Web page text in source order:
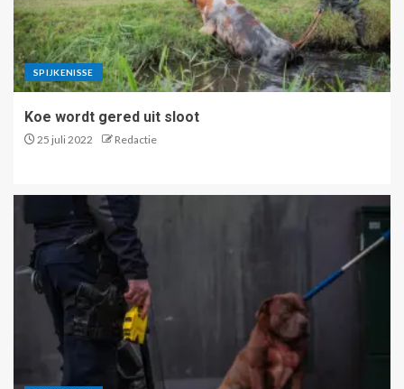
SPIJKENISSE
Koe wordt gered uit sloot
25 juli 2022 Redactie